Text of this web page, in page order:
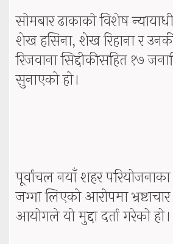
सोमबार ढाकाको विशेष
शेख हसिना, शेख रिहाना र
रिजवाना सिद्दीकीसहित १७
सुनाएको हो।
पूर्वाचल नयाँ शहर
जग्गा लिएको आरोपमा
आयोगले यो मुद्दा दर्ता गरेको हो।